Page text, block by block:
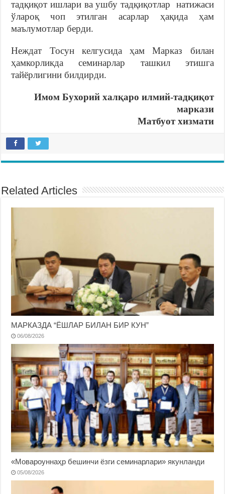
тадқиқот ишлари ва ушбу тадқиқотлар натижаси
ўлароқ чоп этилган асарлар ҳақида ҳам
маълумотлар берди.
Неждат Тосун келгусида ҳам Марказ билан
ҳамкорликда семинарлар ташкил этишга
тайёрлигини билдирди.
Имом Бухорий халқаро илмий-тадқиқот
маркази
Матбуот хизмати
Related Articles
МАРКАЗДА “ЁШЛАР БИЛАН БИР КУН”
06/08/2026
«Мовароуннаҳр бешинчи ёзги семинарлари» якунланди
05/08/2026